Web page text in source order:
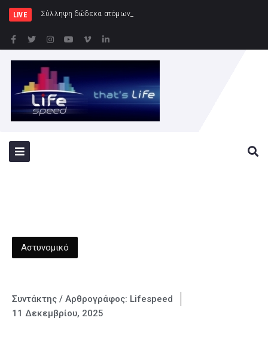
LIVE Σύλληψη δώδεκα ατόμων κατά τη διάρκεια του π
Αστυνομικό
Συντάκτης / Αρθρογράφος: Lifespeed
11 Δεκεμβρίου, 2025